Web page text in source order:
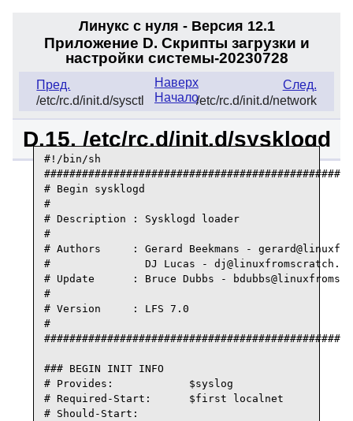
Линукс с нуля - Версия 12.1
Приложение D. Скрипты загрузки и
настройки системы-20230728
Пред.
/etc/rc.d/init.d/sysctl
След.
/etc/rc.d/init.d/network
Наверх
Начало
D.15. /etc/rc.d/init.d/sysklogd
#!/bin/sh
# Begin sysklogd
#
# Description : Sysklogd loader
#
# Authors     : Gerard Beekmans -
#               DJ Lucas -
# Update      : Bruce Dubbs -
#
# Version     : LFS 7.0
#
### BEGIN INIT INFO
# Provides:            $syslog
# Required-Start:      $first localnet
# Should-Start: